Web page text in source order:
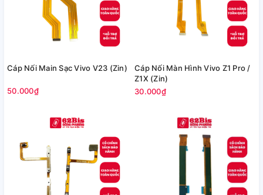
Cáp Nối Main Sạc Vivo V23 (Zin)
50.000₫
Cáp Nối Màn Hình Vivo Z1 Pro /
Z1X (Zin)
30.000₫